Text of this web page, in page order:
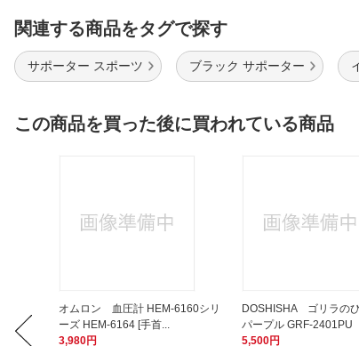
関連する商品をタグで探す
サポーター スポーツ ブラック サポーター
この商品を買った後に買われている商品
オムロン 血圧計 HEM-6160シリ
ーズ HEM-6164 [手首...
3,980円
DOSHISHA ゴリラの
パープル GRF-2401PU
5,500円